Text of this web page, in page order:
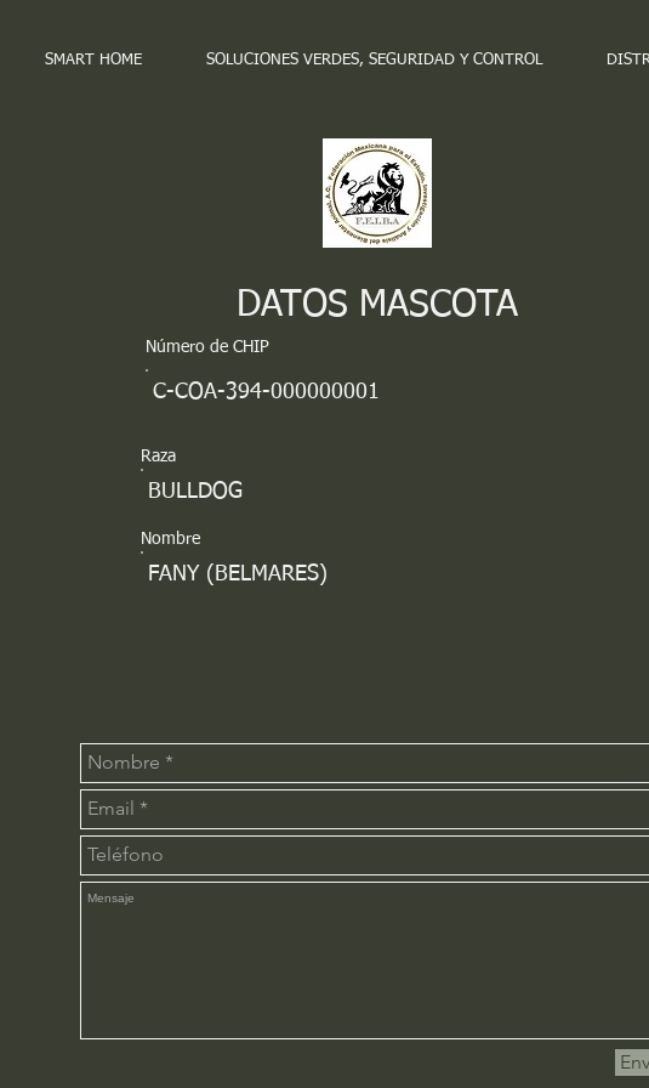
SMART HOME SOLUCIONES VERDES, SEGURIDAD Y CONTROL
DATOS MASCOTA
Número de CHIP
C-COA-394-000000001
Raza
BULLDOG
Nombre
FANY (BELMARES)